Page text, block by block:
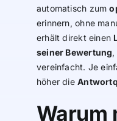
automatisch zum
erinnern, ohne
erhält direkt einen
seiner Bewertung,
vereinfacht. Je
höher die
Warum